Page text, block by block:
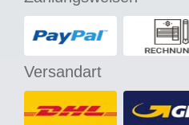
Versandart